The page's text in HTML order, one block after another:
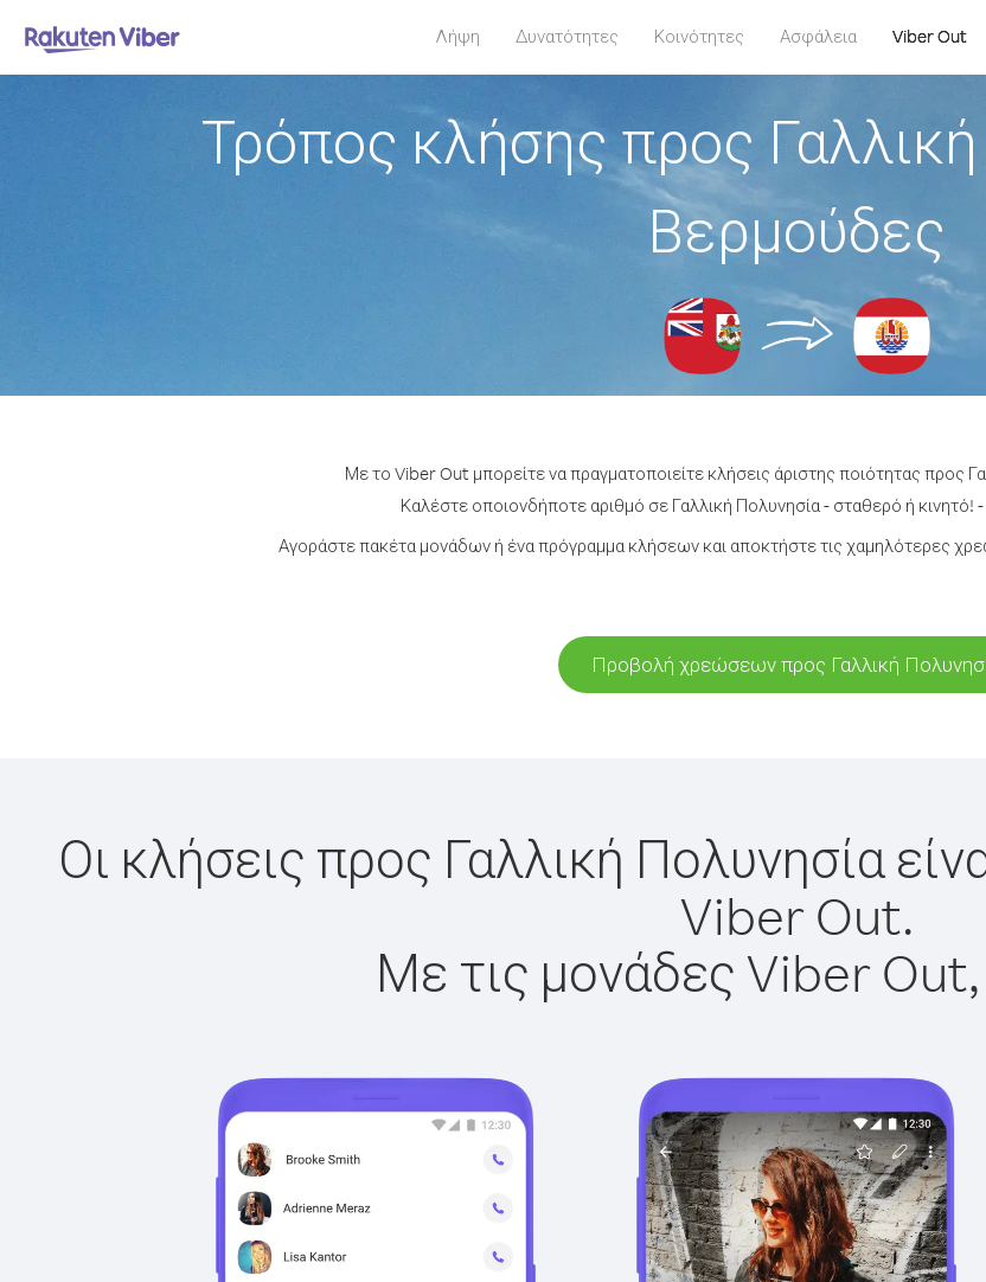
Λήψη Δυνατότητες Κοινότητες Ασφάλεια Viber Out
Τρόπος κλήσης προς
Βερμούδες
Με το Viber Out μπορείτε να πραγματοποιείτε κλήσεις άριστης ποιότητας προς
Καλέστε οποιονδήποτε αριθμό σε Γαλλική Πολυνησία - σταθερό ή
Αγοράστε πακέτα μονάδων ή ένα πρόγραμμα κλήσεων και αποκτήστε τις χαμηλότερες
Προβολή χρεώσεων προς Γαλλική
Οι κλήσεις προς Γαλλική Πολυνησία
Viber Out.
Με τις μονάδες Viber